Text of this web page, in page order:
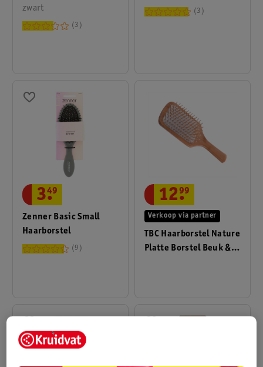
zwart
3
3
Zenner Basic Small
Haarborstel
3.
49
9
TBC Haarborstel Nature
Platte Borstel Beuk &
Verkoop via partner
12.
99